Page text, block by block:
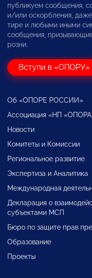
публикуем сообщения,
и/или оскорбления,
тире и любыми иными
сообщения,
розни.
Вступи в «ОПОРУ»
Об «ОПОРЕ РОССИИ»
Ассоциация «НП
Новости
Комитеты и Комиссии
Региональное развитие
Экспертиза и Аналитика
Международная
Декларация о
субъектами МСП
Бюро по защите прав
Образование
Проекты